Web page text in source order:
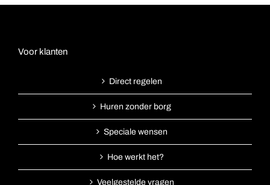
Voor klanten
Direct regelen
Huren zonder borg
Speciale wensen
Hoe werkt het?
Veelgestelde vragen